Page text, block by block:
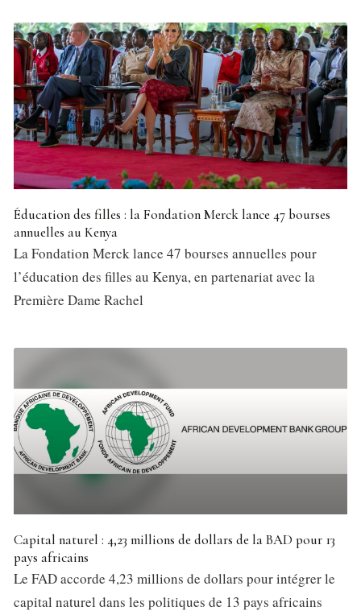
Éducation des filles : la Fondation Merck lance 47 bourses
annuelles au Kenya
La Fondation Merck lance 47 bourses annuelles pour
l’éducation des filles au Kenya, en partenariat avec la
Première Dame Rachel
Capital naturel : 4,23 millions de dollars de la BAD pour 13
pays africains
Le FAD accorde 4,23 millions de dollars pour intégrer le
capital naturel dans les politiques de 13 pays africains